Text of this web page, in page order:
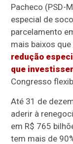
Pacheco (PSD-
especial de
parcelamento
mais baixos
redução
que
Congresso
Até 31 de
aderir à
em R$ 765
tem mais de